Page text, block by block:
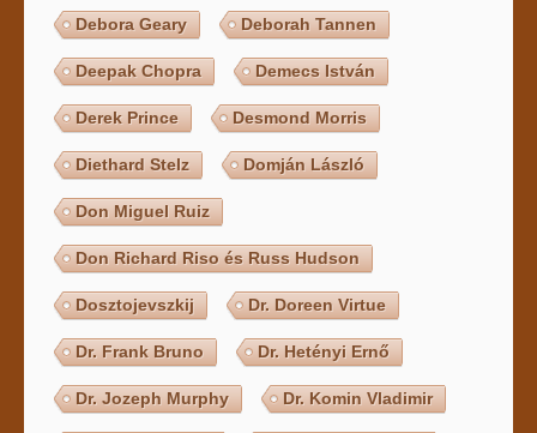
Debora Geary Deborah Tannen
Deepak Chopra Demecs István
Derek Prince Desmond Morris
Diethard Stelz Domján László
Don Miguel Ruiz
Don Richard Riso és Russ Hudson
Dosztojevszkij Dr. Doreen Virtue
Dr. Frank Bruno Dr. Hetényi Ernő
Dr. Jozeph Murphy Dr. Komin Vladimir